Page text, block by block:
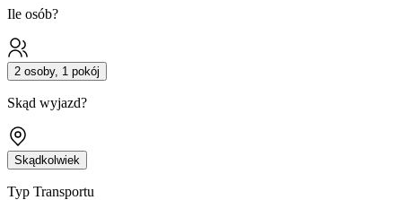
Ile osób?
2 osoby, 1 pokój
Skąd wyjazd?
Skądkolwiek
Typ Transportu